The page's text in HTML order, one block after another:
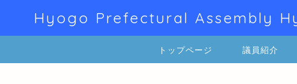
Hyogo Prefectural Assembly
トップページ 議員紹介